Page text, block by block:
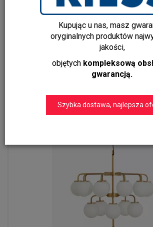
Kupując u nas, masz
oryginalnych produktów
jakości,
objętych kompleksową
gwarancją.
Szybka dostawa, najlepsza
Lampa wisząca SHAKTI – elegancja i
jednym
5 199,00 zł
3 977,00 zł
Do koszyka